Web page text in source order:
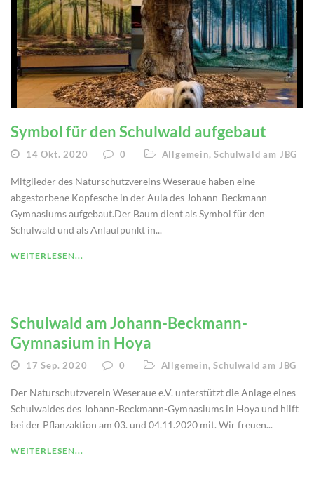
Symbol für den Schulwald aufgebaut
14 Okt. 2020 0 Allgemein, Schulwald am JBG
Mitglieder des Naturschutzvereins Weseraue haben eine
abgestorbene Kopfesche in der Aula des Johann-Beckmann-
Gymnasiums aufgebaut.Der Baum dient als Symbol für den
Schulwald und als Anlaufpunkt in...
WEITERLESEN...
Schulwald am Johann-Beckmann-
Gymnasium in Hoya
17 Sep. 2020 0 Allgemein, Schulwald am JBG
Der Naturschutzverein Weseraue e.V. unterstützt die Anlage eines
Schulwaldes des Johann-Beckmann-Gymnasiums in Hoya und hilft
bei der Pflanzaktion am 03. und 04.11.2020 mit. Wir freuen...
WEITERLESEN...